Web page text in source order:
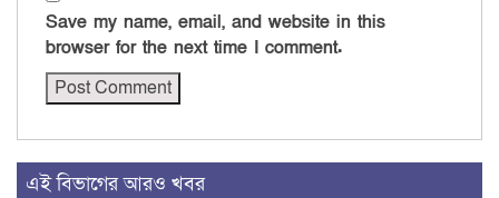
Save my name, email, and website in this
browser for the next time I comment.
এই বিভাগের আরও খবর